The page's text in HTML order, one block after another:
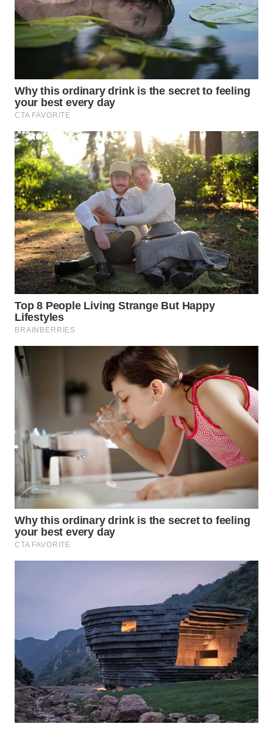
PRIANGAN
TIMUR
SEMARANG
WN
WN
BOROBUDUR
WN
MADURA
WN
SURABAYA
WN
NATUNA
BINTAN
MANDALIKA
WN
LIKUPANG
WN
LABUANBAJO
WN
BORNEO
WAHANA
TANI
WAHANA
ADVOKAT